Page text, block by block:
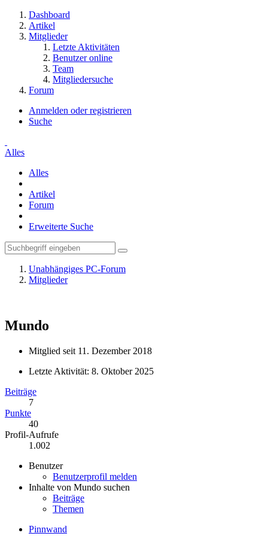
Dashboard
Artikel
Mitglieder
Letzte Aktivitäten
Benutzer online
Team
Mitgliedersuche
Forum
Anmelden oder registrieren
Suche
Alles
Alles
Artikel
Forum
Erweiterte Suche
Unabhängiges PC-Forum
Mitglieder
Mundo
Mitglied seit 11. Dezember 2018
Letzte Aktivität: 8. Oktober 2025
Beiträge
7
Punkte
40
Profil-Aufrufe
1.002
Benutzer
Benutzerprofil melden
Inhalte von Mundo suchen
Beiträge
Themen
Pinnwand